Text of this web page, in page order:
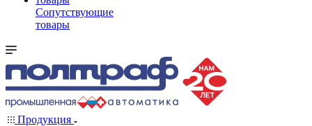
Сопутствующие
товары
Продукция